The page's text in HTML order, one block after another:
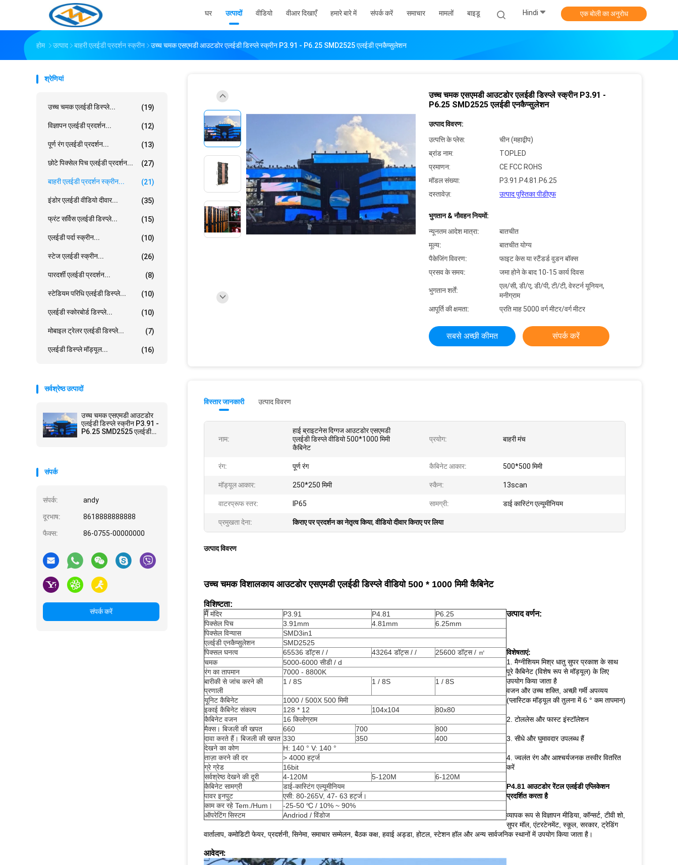
घर उत्पादों वीडियो वीआर दिखाएँ हमारे बारे में संपर्क करें समाचार मामलों बाइडू Hindi एक बोली का अनुरोध
होम उत्पाद बाहरी एलईडी प्रदर्शन स्क्रीन उच्च चमक एसएमडी आउटडोर एलईडी डिस्प्ले स्क्रीन P3.91 - P6.25 SMD2525 एलईडी एनकैप्सुलेशन
श्रेणियां
उच्च चमक एलईडी डिस्प्ले... (19)
विज्ञापन एलईडी प्रदर्शन... (12)
पूर्ण रंग एलईडी प्रदर्शन... (13)
छोटे पिक्सेल पिच एलईडी प्रदर्शन... (27)
बाहरी एलईडी प्रदर्शन स्क्रीन... (21)
इंडोर एलईडी वीडियो दीवार... (35)
फ्रंट सर्विस एलईडी डिस्प्ले... (15)
एलईडी पर्दा स्क्रीन... (10)
स्टेज एलईडी स्क्रीन... (26)
पारदर्शी एलईडी प्रदर्शन... (8)
स्टेडियम परिधि एलईडी डिस्प्ले... (10)
एलईडी स्कोरबोर्ड डिस्प्ले... (10)
मोबाइल ट्रेलर एलईडी डिस्प्ले... (7)
एलईडी डिस्प्ले मॉड्यूल... (16)
सर्वश्रेष्ठ उत्पादों
उच्च चमक एसएमडी आउटडोर
एलईडी डिस्प्ले स्क्रीन P3.91 -
P6.25 SMD2525 एलईडी
संपर्क
संपर्क: andy
दूरभाष: 8618888888888
फैक्स: 86-0755-00000000
संपर्क करें
उच्च चमक एसएमडी आउटडोर एलईडी डिस्प्ले स्क्रीन P3.91 -
P6.25 SMD2525 एलईडी एनकैप्सुलेशन
उत्पाद विवरण:
उत्पत्ति के प्लेस:
चीन (महाद्वीप)
ब्रांड नाम:
TOPLED
प्रमाणन:
CE FCC ROHS
मॉडल संख्या:
P3.91.P4.81.P6.25
दस्तावेज़:
उत्पाद पुस्तिका पीडीएफ
भुगतान & नौवहन नियमों:
न्यूनतम आदेश मात्रा:
बातचीत
मूल्य:
बातचीत योग्य
पैकेजिंग विवरण:
फाइट केस या स्टैंडर्ड वुडन बॉक्स
प्रसव के समय:
जमा होने के बाद 10-15 कार्य दिवस
भुगतान शर्तें:
एल/सी, डी/ए, डी/पी, टी/टी, वेस्टर्न यूनियन,
मनीग्राम
आपूर्ति की क्षमता:
प्रति माह 5000 वर्ग मीटर/वर्ग मीटर
सबसे अच्छी कीमत संपर्क करें
विस्तार जानकारी उत्पाद विवरण
नाम:
हाई ब्राइटनेस दिग्गज आउटडोर एसएमडी
एलईडी डिस्प्ले वीडियो 500*1000 मिमी
कैबिनेट
प्रयोग: बाहरी मंच
रंग: पूर्ण रंग कैबिनेट आकार: 500*500 मिमी
मॉड्यूल आकार: 250*250 मिमी स्कैन: 13scan
वाटरप्रूफ स्तर: IP65 सामग्री: डाई कास्टिंग एल्यूमीनियम
प्रमुखता देना: किराए पर प्रदर्शन का नेतृत्व किया,वीडियो दीवार किराए पर लिया
उत्पाद विवरण
उच्च चमक विशालकाय आउटडोर एसएमडी एलईडी डिस्प्ले वीडियो 500 * 1000 मिमी कैबिनेट
विशिष्टता:
मैंमंदिर P3.91 P4.81
P6.25
पिक्सेल पिच
3.91mm 4.81mm
6.25mm
पिक्सेल विन्यास
SMD3in1
एलईडी एनकैप्सुलेशन
SMD2525
पिक्सल घनत्व
65536 डॉट्स / / 43264 डॉट्स / /
25600 डॉट्स / ㎡
चमक
5000-6000 सीडी / d
रंग का तापमान
7000 - 8800K
बारीकी से जांच करने की
प्रणाली
1 / 8S 1 / 8S 1 / 8S
यूनिट कैबिनेट
1000 / 500X 500 मिमी
इकाई कैबिनेट संकल्प
128 * 12 104x104
80x80
कैबिनेट वजन
16 किलोग्राम
मैक्स। बिजली की खपत 660 700
800
दावा करते हैं। बिजली की खपत 330 350
400
देखने का कोण
H: 140 ° V: 140 °
ताज़ा करने की दर
> 4000 हर्ट्ज
ग्रे ग्रेड
16bit
सर्वश्रेष्ठ देखने की दूरी
4-120M 5-120M
6-120M
कैबिनेट सामग्री
डाई-कास्टिंग एल्यूमीनियम
पावर इनपुट
एसी: 80-265V, 47- 63 हर्ट्ज।
काम कर रहे Tem./Hum।
-25-50 ℃ / 10% ~ 90%
ऑपरेटिंग सिस्टम
Andriod / विंडोज
उत्पाद वर्णन:
विशेषताएं:
1. मैग्नीशियम मिश्र धातु सुपर प्रकाश के साथ
पूरे कैबिनेट (विशेष रूप से मॉड्यूल) के लिए
उपयोग किया जाता है
वजन और उच्च शक्ति, अच्छी गर्मी अपव्यय
(प्लास्टिक मॉड्यूल की तुलना में 6 ° कम तापमान)
2. टोललेस और फास्ट इंस्टॉलेशन
3. सीधे और घुमावदार उपलब्ध हैं
4. ज्वलंत रंग और आश्चर्यजनक तस्वीर वितरित
करें
P4.81 आउटडोर रेंटल एलईडी एप्लिकेशन
प्रदर्शित करता है
व्यापक रूप से विज्ञापन मीडिया, कॉन्सर्ट, टीवी शो,
सुपर मॉल, एंटरटेनमेंट, स्कूल, सरकार, ट्रेडिंग
वार्तालाप, कमोडिटी फेयर, प्रदर्शनी, सिनेमा, समाचार सम्मेलन, बैठक कक्ष, हवाई अड्डा, होटल, स्टेशन हॉल और अन्य सार्वजनिक स्थानों में उपयोग किया जाता है।
आवेदन: